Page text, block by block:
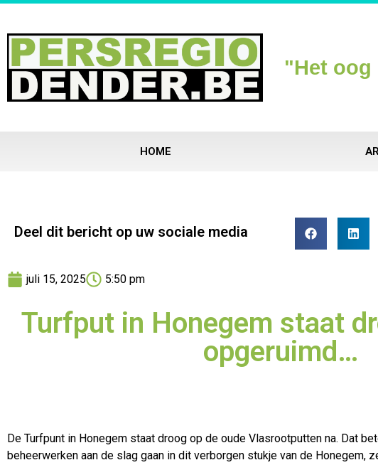
"Het oog
HOME
Deel dit bericht op uw sociale media
juli 15, 2025 5:50 pm
Turfput in Honegem staat
opgeruimd…
De Turfpunt in Honegem staat droog op de oude Vlasrootputten na. Dat
beheerwerken aan de slag gaan in dit verborgen stukje van de Honegem,